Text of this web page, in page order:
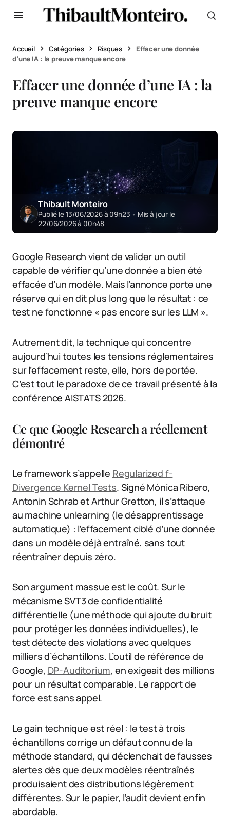
Accueil Catégories Risques
Effacer une donnée
d’une IA : la preuve manque encore
Effacer une donnée d’une IA : la
preuve manque encore
Thibault Monteiro
Publié le 13/06/2026 à 09h23 • Mis à jour le
22/06/2026 à 00h48
Google Research vient de valider un outil
capable de vérifier qu’une donnée a bien été
effacée d’un modèle. Mais l’annonce porte une
réserve qui en dit plus long que le résultat : ce
test ne fonctionne « pas encore sur les LLM ».
Autrement dit, la technique qui concentre
aujourd’hui toutes les tensions réglementaires
sur l’effacement reste, elle, hors de portée.
C’est tout le paradoxe de ce travail présenté à la
conférence AISTATS 2026.
Ce que Google Research a réellement
démontré
Le framework s’appelle Regularized f-
Divergence Kernel Tests. Signé Mónica Ribero,
Antonin Schrab et Arthur Gretton, il s’attaque
au machine unlearning (le désapprentissage
automatique) : l’effacement ciblé d’une donnée
dans un modèle déjà entraîné, sans tout
réentraîner depuis zéro.
Son argument massue est le coût. Sur le
mécanisme SVT3 de confidentialité
différentielle (une méthode qui ajoute du bruit
pour protéger les données individuelles), le
test détecte des violations avec quelques
milliers d’échantillons. L’outil de référence de
Google, DP-Auditorium, en exigeait des millions
pour un résultat comparable. Le rapport de
force est sans appel.
Le gain technique est réel : le test à trois
échantillons corrige un défaut connu de la
méthode standard, qui déclenchait de fausses
alertes dès que deux modèles réentraînés
produisaient des distributions légèrement
différentes. Sur le papier, l’audit devient enfin
abordable.